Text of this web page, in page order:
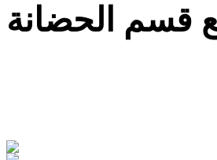
قسم الحضانة